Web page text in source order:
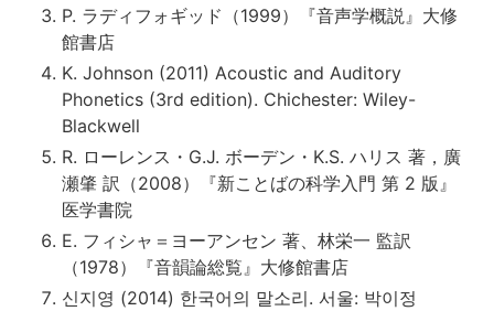
P. ラディフォギッド（1999）『音声学概説』大修
館書店
K. Johnson (2011) Acoustic and Auditory
Phonetics (3rd edition). Chichester: Wiley-
Blackwell
R. ローレンス・G.J. ボーデン・K.S. ハリス 著，廣
瀬肇 訳（2008）『新ことばの科学入門 第 2 版』
医学書院
E. フィシャ＝ヨーアンセン 著、林栄一 監訳
（1978）『音韻論総覧』大修館書店
신지영 (2014) 한국어의 말소리. 서울: 박이정